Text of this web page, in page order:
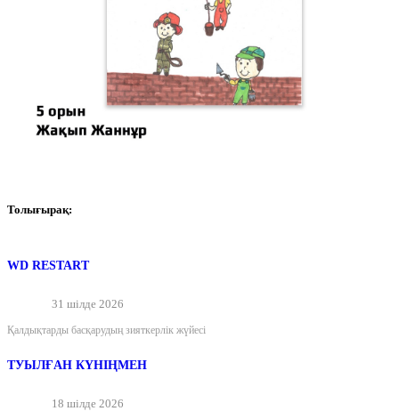
Толығырақ:
WD RESTART
31 шілде 2026
Қалдықтарды басқарудың зияткерлік жүйесі
ТУЫЛҒАН КҮНІҢМЕН
18 шілде 2026